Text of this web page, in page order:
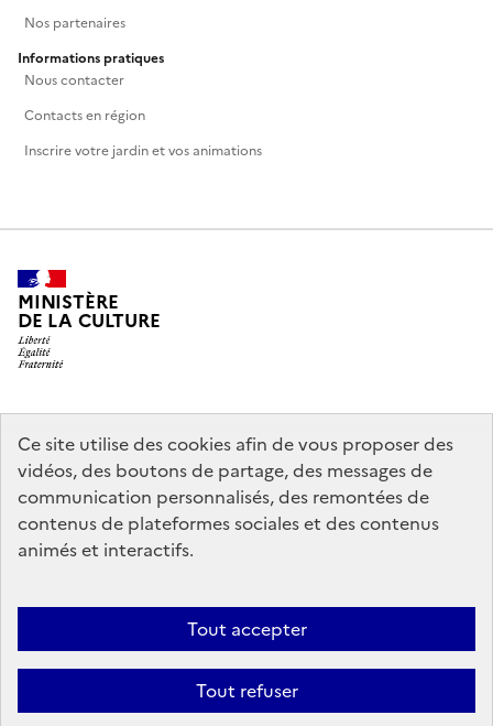
Ce site utilise des cookies afin de vous proposer des
vidéos, des boutons de partage, des messages de
communication personnalisés, des remontées de
contenus de plateformes sociales et des contenus
animés et interactifs.
Tout accepter
Tout refuser
Nos partenaires
Informations pratiques
Nous contacter
Contacts en région
Inscrire votre jardin et vos animations
MINISTÈRE
DE LA CULTURE
legifrance.gouv.fr
info.gouv.fr
service-public.gouv.fr
data.gouv.fr
Politique d’utilisation des témoins de connexion (cookies)